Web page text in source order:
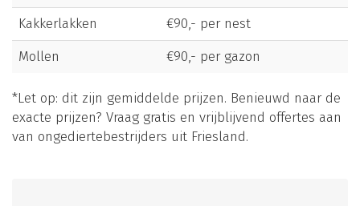
Kakkerlakken
€90,- per nest
Mollen
€90,- per gazon
*Let op: dit zijn gemiddelde prijzen. Benieuwd naar de
exacte prijzen? Vraag gratis en vrijblijvend offertes aan
van ongediertebestrijders uit Friesland.